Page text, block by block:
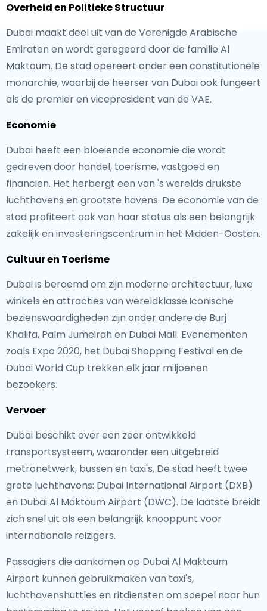
Overheid en Politieke Structuur
Dubai maakt deel uit van de Verenigde Arabische
Emiraten en wordt geregeerd door de familie Al
Maktoum. De stad opereert onder een constitutionele
monarchie, waarbij de heerser van Dubai ook fungeert
als de premier en vicepresident van de VAE.
Economie
Dubai heeft een bloeiende economie die wordt
gedreven door handel, toerisme, vastgoed en
financiën. Het herbergt een van 's werelds drukste
luchthavens en grootste havens. De economie van de
stad profiteert ook van haar status als een belangrijk
zakelijk en investeringscentrum in het Midden-Oosten.
Cultuur en Toerisme
Dubai is beroemd om zijn moderne architectuur, luxe
winkels en attracties van wereldklasse.Iconische
bezienswaardigheden zijn onder andere de Burj
Khalifa, Palm Jumeirah en Dubai Mall. Evenementen
zoals Expo 2020, het Dubai Shopping Festival en de
Dubai World Cup trekken elk jaar miljoenen
bezoekers.
Vervoer
Dubai beschikt over een zeer ontwikkeld
transportsysteem, waaronder een uitgebreid
metronetwerk, bussen en taxi's. De stad heeft twee
grote luchthavens: Dubai International Airport (DXB)
en Dubai Al Maktoum Airport (DWC). De laatste breidt
zich snel uit als een belangrijk knooppunt voor
internationale reizigers.
Passagiers die aankomen op Dubai Al Maktoum
Airport kunnen gebruikmaken van taxi's,
luchthavenshuttles en ritdiensten om soepel naar hun